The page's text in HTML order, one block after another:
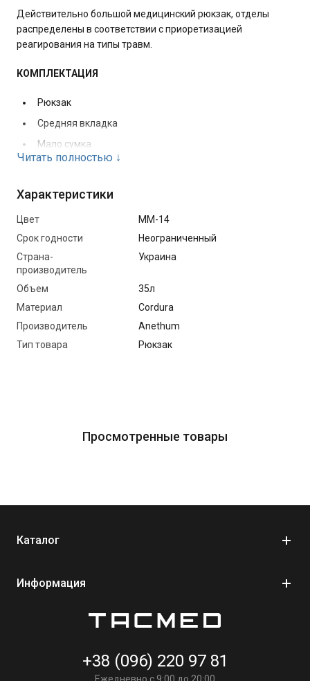
Действительно большой медицинский рюкзак, отделы
распределены в соответствии с приоретизацией
реагирования на типы травм.
КОМПЛЕКТАЦИЯ
Рюкзак
Средняя вкладка
Мало сумка
Большая сумка
инструментов по выбору без изменения стоимости;
раскладка для реанимации (ампул);
Сумка для мешка Амбу;
Съемный поясной ремень;
Съемная стяжка лямок рюкзака.
МАТЕРИАЛЫ
Ткань Cordura 1000d, США – в цвете MM-14 все
лицензионным;
Ременная лента, Украина – 100% полиамид;
Пластиковая фурнитура, Италия – Ацетал, DueEmme;
Читать полностью ↓
Характеристики
Цвет
MM-14
Срок годности
Неограниченный
Страна-
производитель
Украина
Объем
35л
Материал
Cordura
Производитель
Anethum
Тип товара
Рюкзак
Просмотренные товары
Каталог
Информация
+38 (096) 220 97 81
Ежедневно с 9:00 до 20:00